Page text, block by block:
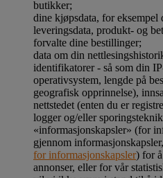
butikker;
dine kjøpsdata, for
leveringsdata, produkt- og
forvalte dine bestillinger;
data om din
identifikatorer - så som din
operativsystem, lengde på
geografisk opprinnelse),
nettstedet (enten du er
logger og/eller
«informasjonskapsler» (for
gjennom
for informasjonskapsler) for
annonser, eller for vår